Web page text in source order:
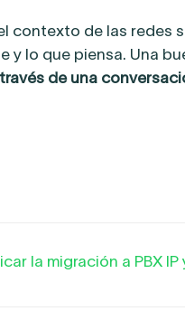
contexto de las redes
y lo que piensa. Una
de una
la migración a PBX IP